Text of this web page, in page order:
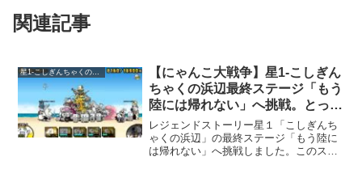
関連記事
星1-こしぎんちゃくの浜辺
【にゃんこ大戦争】星1-こしぎん
ちゃくの浜辺最終ステージ「もう
陸には帰れない」へ挑戦。とって
も難しい。
レジェンドストーリー星１「こしぎんち
ゃくの浜辺」の最終ステージ「もう陸に
は帰れない」へ挑戦しました。このステ